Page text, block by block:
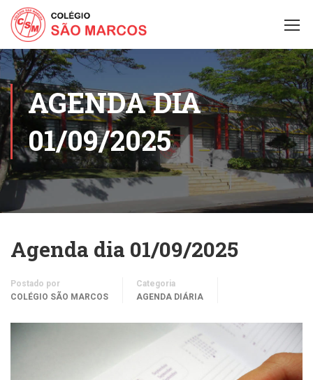
AGENDA DIA
01/09/2025
Agenda dia 01/09/2025
Postado por
COLÉGIO SÃO MARCOS
Categoria
AGENDA DIÁRIA